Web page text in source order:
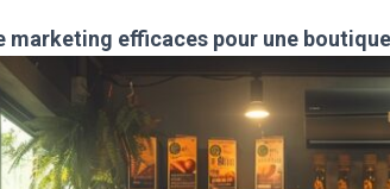
marketing efficaces pour une boutique